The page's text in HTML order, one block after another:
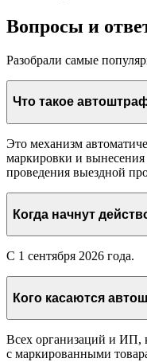
Вопросы и
Разобрали самые
Что такое
Это механизм
маркировки и
проведения выездной
Когда начнут
С 1 сентября 2026 года.
Кого касаются
Всех организаций и ИП,
с маркированными